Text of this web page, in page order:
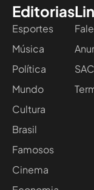
Editorias
Esportes
Música
Política
Mundo
Cultura
Brasil
Famosos
Cinema
SAC